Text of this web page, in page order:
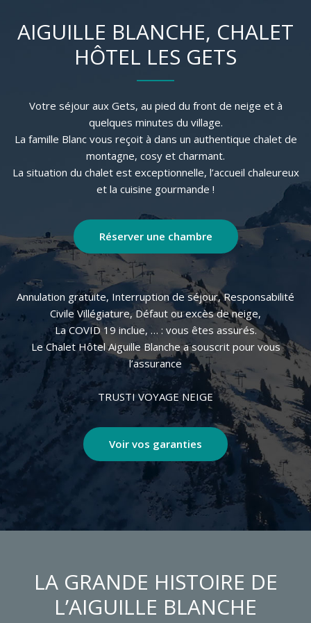
AIGUILLE BLANCHE, CHALET
HÔTEL LES GETS
Votre séjour aux Gets, au pied du front de neige et à
quelques minutes du village.
La famille Blanc vous reçoit à dans un authentique chalet de
montagne, cosy et charmant.
La situation du chalet est exceptionnelle, l’accueil chaleureux
Réserver une chambre
Annulation gratuite, Interruption de séjour, Responsabilité
Civile Villégiature, Défaut ou excès de neige,
La COVID 19 inclue, … : vous êtes assurés.
Le Chalet Hôtel Aiguille Blanche a souscrit pour vous
l’assurance
TRUSTI VOYAGE NEIGE
Voir vos garanties
LA GRANDE HISTOIRE DE
L’AIGUILLE BLANCHE